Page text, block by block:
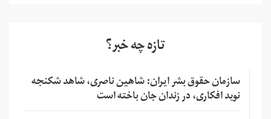
تازه چه خبر؟
سازمان حقوق بشر ایران: شاهین ناصری، شاهد شکنجه
نوید افکاری، در زندان جان باخته است